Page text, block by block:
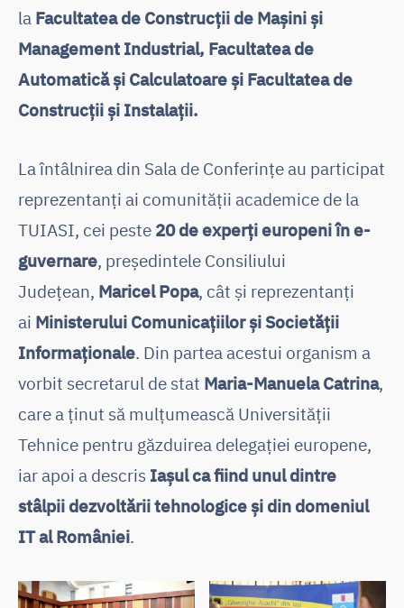
la Facultatea de Construcții de Mașini și
Management Industrial, Facultatea de
Automatică și Calculatoare și Facultatea de
Construcții și Instalații.
La întâlnirea din Sala de Conferințe au participat
reprezentanți ai comunității academice de la
TUIASI, cei peste 20 de experți europeni în e-
guvernare, președintele Consiliului
Județean, Maricel Popa, cât și reprezentanți
ai Ministerului Comunicațiilor și Societății
Informaționale. Din partea acestui organism a
vorbit secretarul de stat Maria-Manuela Catrina,
care a ținut să mulțumească Universității
Tehnice pentru găzduirea delegației europene,
iar apoi a descris Iașul ca fiind unul dintre
stâlpii dezvoltării tehnologice și din domeniul
IT al României.